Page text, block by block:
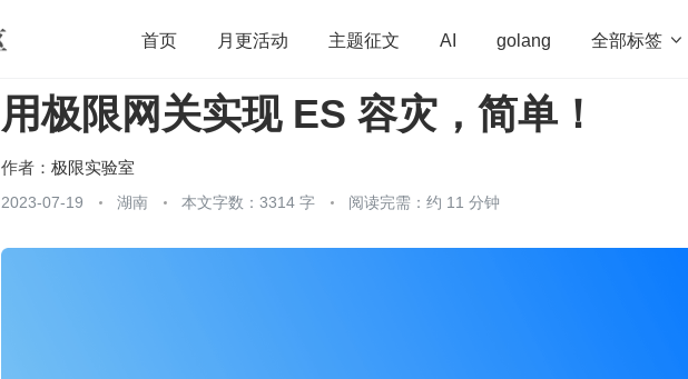
首页 月更活动 主题征文 AI golang 全部标签 
开源 架构 OpenHarmony 算法 学习方法 Web3.0
团队管理
用极限网关实现 ES 容灾，简单！
作者： 极限实验室
2023-07-19 湖南 本文字数：3314 字 阅读完需：约 11 分钟